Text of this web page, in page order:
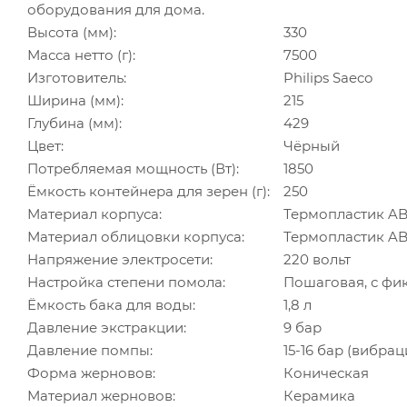
оборудования для дома.
Высота (мм):
330
Масса нетто (г):
7500
Изготовитель:
Philips Saeco
Ширина (мм):
215
Глубина (мм):
429
Цвет:
Чёрный
Потребляемая мощность (Вт):
1850
Ёмкость контейнера для зерен (г):
250
Материал корпуса:
Термопластик
Материал облицовки корпуса:
Термопластик
Напряжение электросети:
220 вольт
Настройка степени помола:
Пошаговая, с
Ёмкость бака для воды:
1,8 л
Давление экстракции:
9 бар
Давление помпы:
15-16 бар
Форма жерновов:
Коническая
Материал жерновов:
Керамика